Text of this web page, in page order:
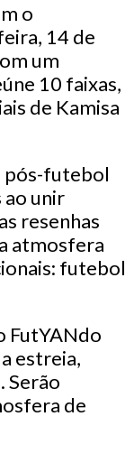
o
14 de
um
10 faixas,
de Kamisa
pós-futebol
ao unir
resenhas
atmosfera
futebol
FutYANdo
estreia,
Serão
de